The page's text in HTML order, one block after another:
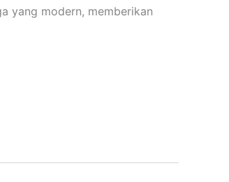
yang modern, memberikan